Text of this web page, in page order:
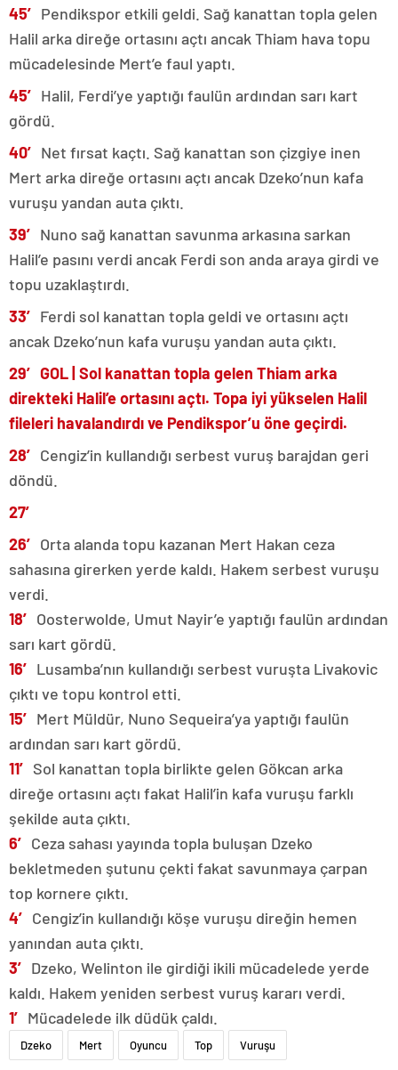
45′ Pendikspor etkili geldi. Sağ kanattan topla gelen
Halil arka direğe ortasını açtı ancak Thiam hava topu
mücadelesinde Mert’e faul yaptı.
45′ Halil, Ferdi’ye yaptığı faulün ardından sarı kart
gördü.
40′ Net fırsat kaçtı. Sağ kanattan son çizgiye inen
Mert arka direğe ortasını açtı ancak Dzeko’nun kafa
vuruşu yandan auta çıktı.
39′ Nuno sağ kanattan savunma arkasına sarkan
Halil’e pasını verdi ancak Ferdi son anda araya girdi ve
topu uzaklaştırdı.
33′ Ferdi sol kanattan topla geldi ve ortasını açtı
ancak Dzeko’nun kafa vuruşu yandan auta çıktı.
29′ GOL | Sol kanattan topla gelen Thiam arka
direkteki Halil’e ortasını açtı. Topa iyi yükselen Halil
fileleri havalandırdı ve Pendikspor’u öne geçirdi.
28′ Cengiz’in kullandığı serbest vuruş barajdan geri
döndü.
27′
26′ Orta alanda topu kazanan Mert Hakan ceza
sahasına girerken yerde kaldı. Hakem serbest vuruşu
verdi.
18′ Oosterwolde, Umut Nayir’e yaptığı faulün ardından
sarı kart gördü.
16′ Lusamba’nın kullandığı serbest vuruşta Livakovic
çıktı ve topu kontrol etti.
15′ Mert Müldür, Nuno Sequeira’ya yaptığı faulün
ardından sarı kart gördü.
11′ Sol kanattan topla birlikte gelen Gökcan arka
direğe ortasını açtı fakat Halil’in kafa vuruşu farklı
şekilde auta çıktı.
6′ Ceza sahası yayında topla buluşan Dzeko
bekletmeden şutunu çekti fakat savunmaya çarpan
top kornere çıktı.
4′ Cengiz’in kullandığı köşe vuruşu direğin hemen
yanından auta çıktı.
3′ Dzeko, Welinton ile girdiği ikili mücadelede yerde
kaldı. Hakem yeniden serbest vuruş kararı verdi.
1′ Mücadelede ilk düdük çaldı.
Dzeko Mert Oyuncu Top Vuruşu